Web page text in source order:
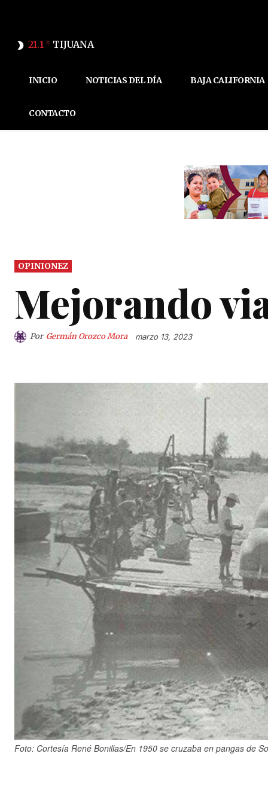
21.1 C TIJUANA
INICIO NOTICIAS DEL DÍA BAJA CALIFORNIA
CONTACTO
OPINIONEZ
Mejorando
Por Germán Orozco Mora marzo 13, 2023
Foto: Cortesía René Bonillas/En 1950 se cruzaba en pangas de